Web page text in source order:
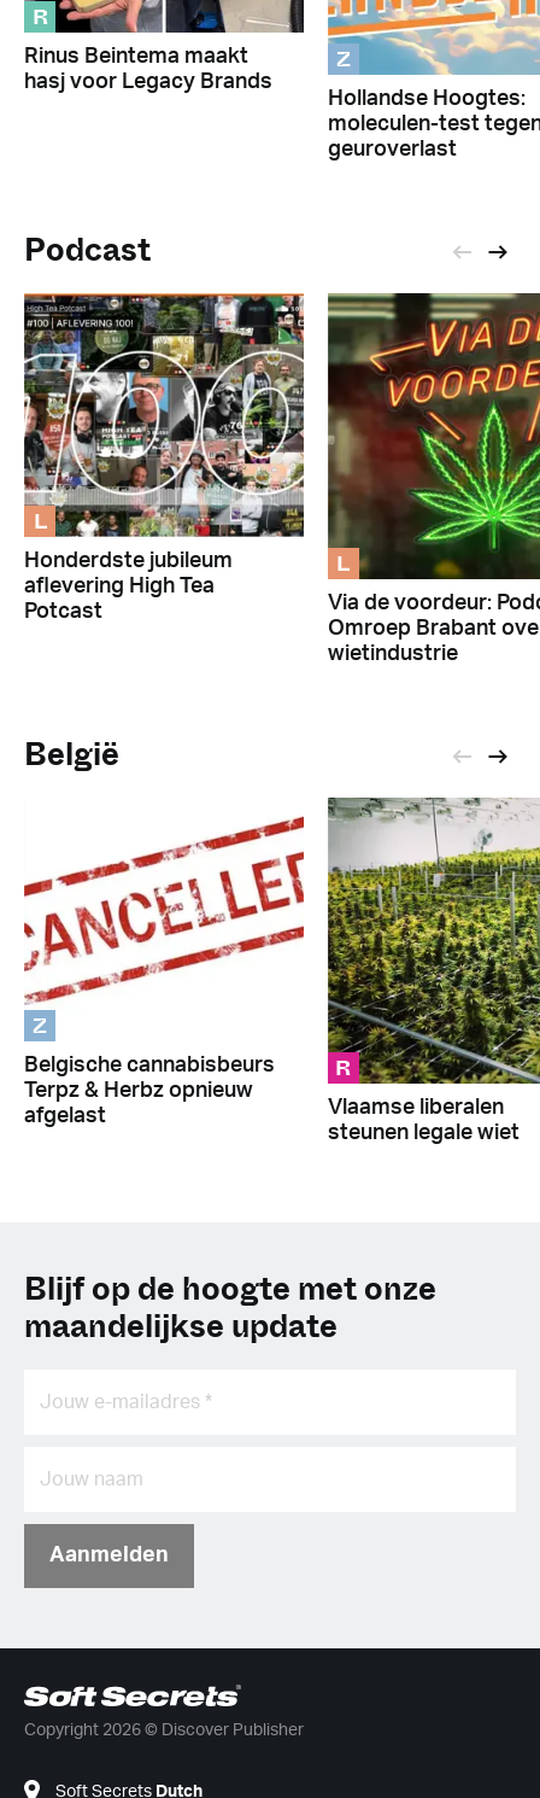
R
Rinus Beintema maakt
hasj voor Legacy Brands
Z
Hollandse Hoogtes:
moleculen-test
geuroverlast
Podcast
L
Honderdste jubileum
aflevering High Tea
Potcast
L
Via de voordeur:
Omroep Brabant
wietindustrie
België
Z
Belgische cannabisbeurs
Terpz & Herbz opnieuw
afgelast
R
Vlaamse liberalen
steunen legale wiet
Blijf op de hoogte met onze
maandelijkse update
Aanmelden
Copyright 2026 © Discover Publisher
Soft Secrets Dutch